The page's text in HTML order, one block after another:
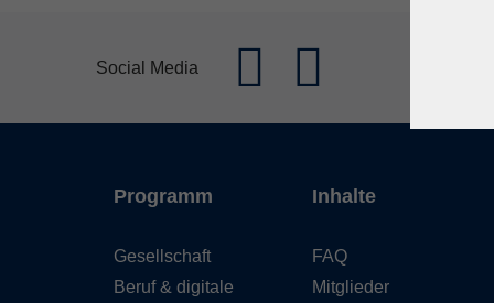
Social Media
Programm
Gesellschaft
Beruf & digitale
Inhalte
FAQ
Mitglieder